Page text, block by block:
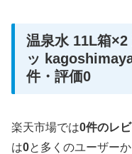
温泉水 11L箱
ッ
件・評価0
楽天市場では0件のレ
は0と多くのユーザー